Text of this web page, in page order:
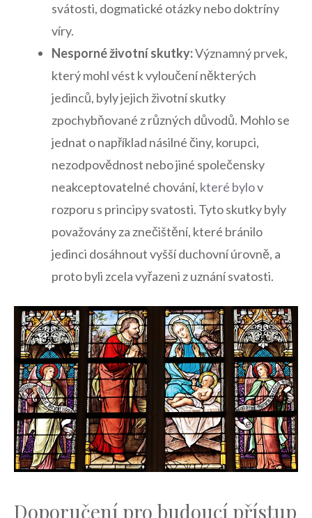
svátosti,⁢ dogmatické otázky nebo doktríny
víry.
Nesporné životní skutky:Významný prvek,⁣
který mohl vést k vyloučení některých
jedinců, byly jejich ⁣životní skutky
zpochybňované⁢ z různých důvodů. Mohlo se
jednat o například násilné činy,⁢ korupci,⁣
nezodpovědnost nebo ⁣jiné společensky ​
neakceptovatelné chování, které ‌bylov
rozporu s principy svatosti. Tyto skutky byly
považovány za znečištění, ​které bránilo
jedinci dosáhnout vyšší duchovní úrovně, a
proto byli⁢ zcela vyřazeni‌ z​ uznání svatosti.
Doporučení pro ⁢budoucí přístup